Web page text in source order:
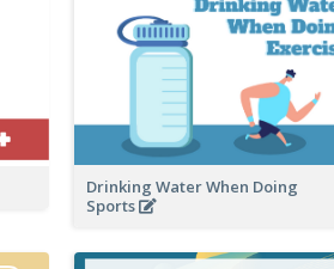
Drinking Water When Doing
Sports